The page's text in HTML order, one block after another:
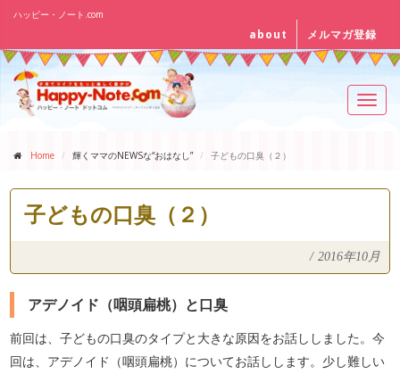
ハッピー・ノート.com
about メルマガ登録
Home 輝くママのNEWSな“おはなし” 子どもの口臭（２）
子どもの口臭（２）
/ 2016年10月
アデノイド（咽頭扁桃）と口臭
前回は、子どもの口臭のタイプと大きな原因をお話ししました。今
回は、アデノイド（咽頭扁桃）についてお話しします。少し難しい